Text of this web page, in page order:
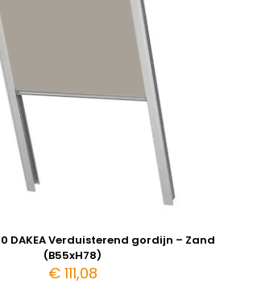
DAKEA Verduisterend gordijn – Zand
(B55xH78)
€111,08